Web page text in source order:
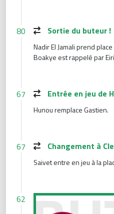
80 Sortie du buteur !
Nadir El Jamali prend
Boakye est rappelé par
67 Entrée en jeu de
Hunou remplace Gastien.
67 Changement à
Saivet entre en jeu à la
62 Buuuut pour les